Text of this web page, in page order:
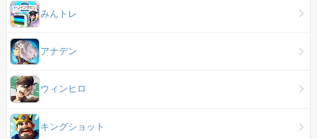
みんトレ
アナデン
ウィンヒロ
キングショット